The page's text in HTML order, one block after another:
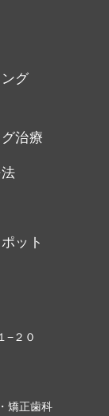
グ
治療
ット
−２０
矯正歯科